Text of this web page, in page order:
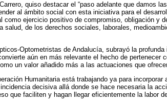
quiso destacar el “paso adelante que damos
al ámbito social con esta iniciativa para el
ejercicio positivo de compromiso, obligación y
de los derechos sociales, laborales,
Optometristas de Andalucía, subrayó la
aún en más relevante el hecho de pertenecer
un valor añadido más a las actuaciones que
Humanitaria está trabajando ya para
decisiva allá donde se hace necesaria la
que faciliten y hagan llegar eficientemente la labor